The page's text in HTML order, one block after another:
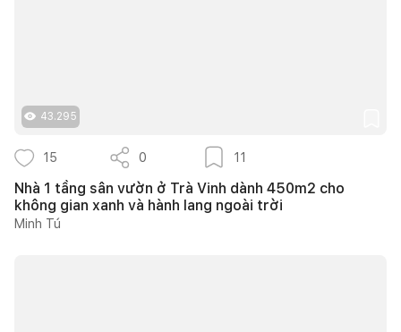
43.295
15 0 11
Nhà 1 tầng sân vườn ở Trà Vinh dành 450m2 cho
không gian xanh và hành lang ngoài trời
Minh Tú